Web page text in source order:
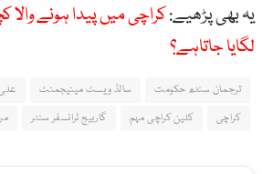
یہ بھی پڑھیے:کراچی میں پیدا ہونے والا
لگایا جاتاہے؟
ترجمان سندھ حکومت سالڈ ویسٹ مینیجمنٹ
کراچی
کلین کراچی مہم گاربیج ٹرانسفر سنٹر